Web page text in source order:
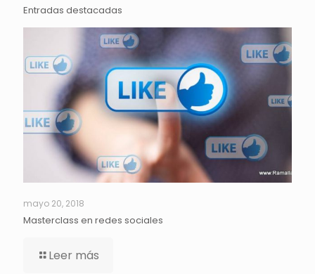
Entradas destacadas
mayo 20, 2018
Masterclass en redes sociales
Leer más